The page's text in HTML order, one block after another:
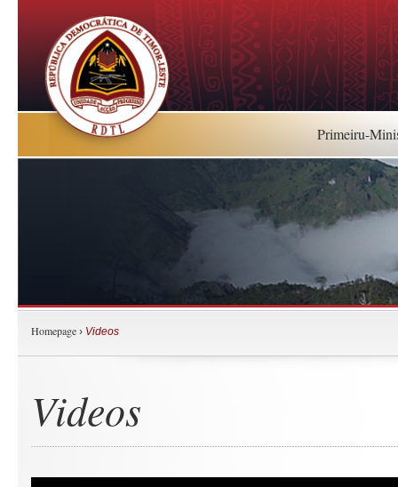
Primeiru-
Homepage › Videos
Videos